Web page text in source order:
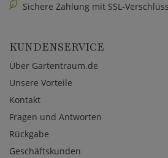
Sichere Zahlung mit SSL-
KUNDENSERVICE
Über Gartentraum.de
Unsere Vorteile
Kontakt
Fragen und Antworten
Rückgabe
Geschäftskunden